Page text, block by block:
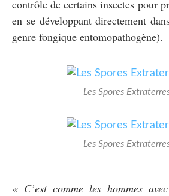
contrôle de certains insectes pour
en se développant directement
genre fongique entomopathogène).
Les Spores
Les Spores
« C’est comme les hommes